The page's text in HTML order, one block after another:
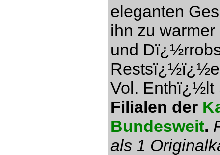
eleganten
ihn zu
und
Restsï¿½ï¿½e
Vol. Enthï¿½lt
Filialen der
Bundesweit.
als 1